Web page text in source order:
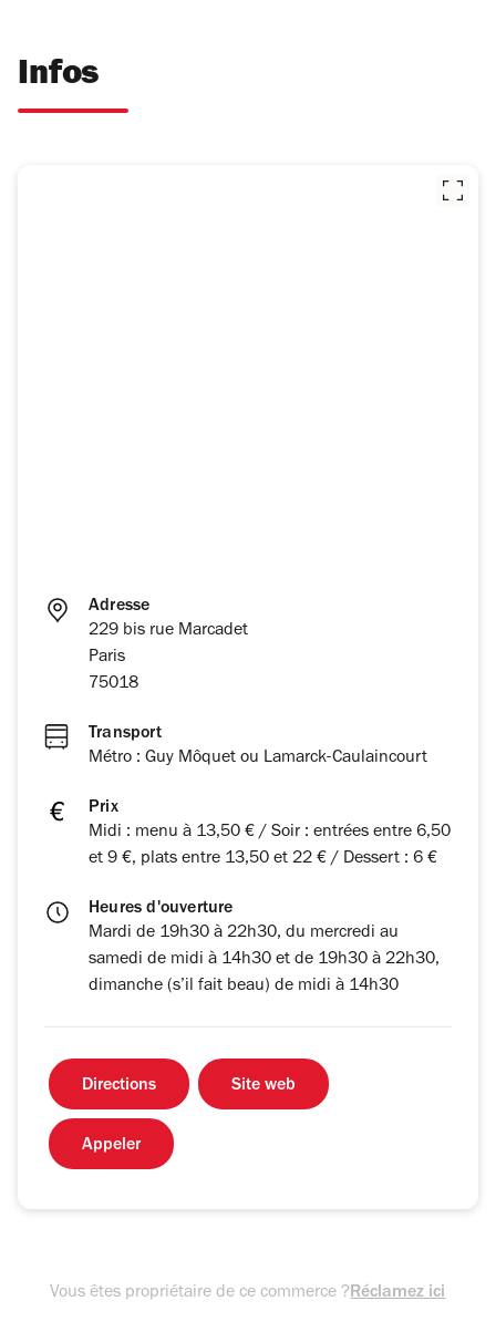
Infos
Adresse
229 bis rue Marcadet
Paris
75018
Transport
Métro : Guy Môquet ou Lamarck-Caulaincourt
Prix
Midi : menu à 13,50 € / Soir : entrées entre 6,50
et 9 €, plats entre 13,50 et 22 € / Dessert : 6 €
Heures d'ouverture
Mardi de 19h30 à 22h30, du mercredi au
samedi de midi à 14h30 et de 19h30 à 22h30,
dimanche (s’il fait beau) de midi à 14h30
Directions Site web
Appeler
Vous êtes propriétaire de ce commerce ?Réclamez ici